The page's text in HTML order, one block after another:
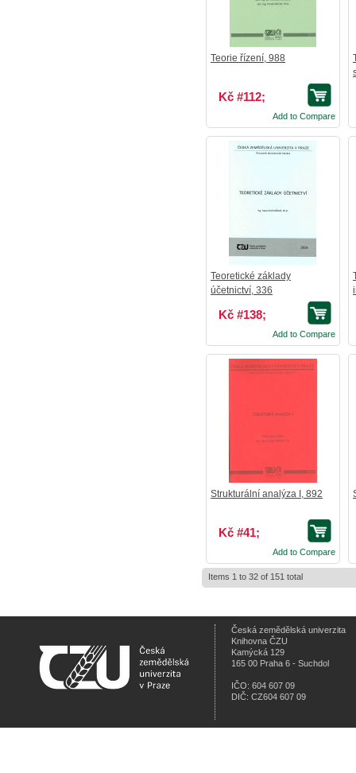
Teorie řízení, 988
Kč #112;
Add to Compare
Teoretické základy
účetnictví, 336
Kč #138;
Add to Compare
Strukturální analýza I, 892
Kč #41;
Add to Compare
Items 1 to 32 of 151 total
Česká zemědělská univerzita
Knihovna ČZU
Kamýcká 129
165 00 Praha 6 - Suchdol
IČO: 604 607 09
DIČ: CZ604 607 09